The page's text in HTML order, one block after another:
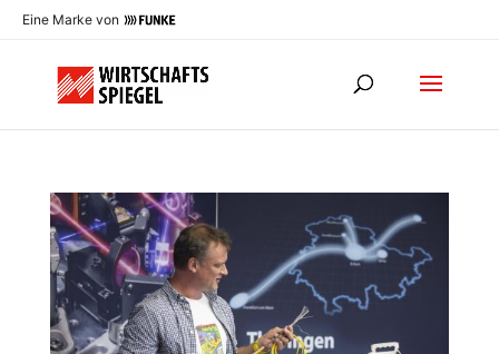
Eine Marke von